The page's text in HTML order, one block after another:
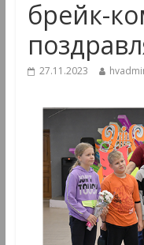
брейк-
27.11.2023